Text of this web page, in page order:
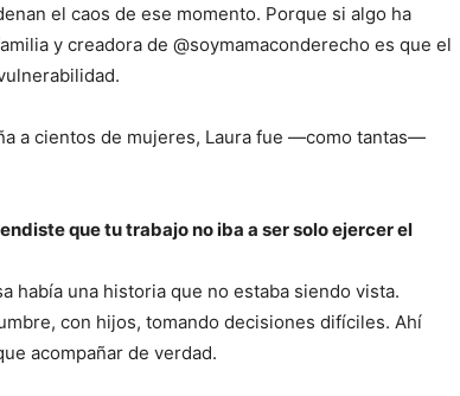
el caos de ese momento. Porque si algo ha
y creadora de @soymamaconderecho es que el
a cientos de mujeres, Laura fue —como tantas—
que tu trabajo no iba a ser solo ejercer el
había una historia que no estaba siendo vista.
con hijos, tomando decisiones difíciles. Ahí
acompañar de verdad.